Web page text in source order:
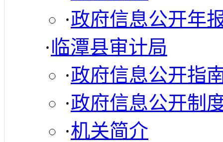
·政府信息公开年
·临潭县审计局
·政府信息公开指
·政府信息公开制
·机关简介